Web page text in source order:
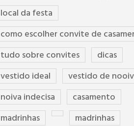
local da festa
como escolher convite de
tudo sobre convites
dicas
vestido ideal
vestido de
noiva indecisa
casamento
madrinhas
madrinhas